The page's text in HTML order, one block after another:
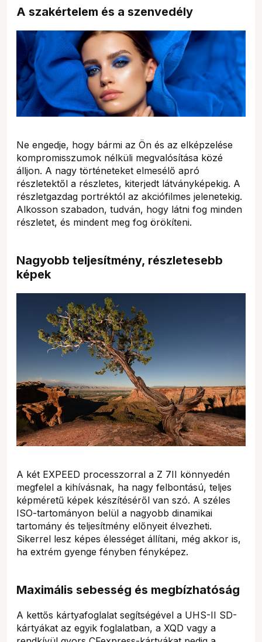
A szakértelem és a szenvedély
Ne engedje, hogy bármi az Ön és az elképzelése
kompromisszumok nélküli megvalósítása közé
álljon. A nagy történeteket elmesélő apró
részletektől a részletes, kiterjedt látványképekig. A
részletgazdag portréktól az akciófilmes jelenetekig.
Alkosson szabadon, tudván, hogy látni fog minden
részletet, és mindent meg fog örökíteni.
Nagyobb teljesítmény, részletesebb
képek
A két EXPEED processzorral a Z 7II könnyedén
megfelel a kihívásnak, ha nagy felbontású, teljes
képméretű képek készítéséről van szó. A széles
ISO-tartományon belül a nagyobb dinamikai
tartomány és teljesítmény előnyeit élvezheti.
Sikerrel lesz képes élességet állítani, még akkor is,
ha extrém gyenge fényben fényképez.
Maximális sebesség és megbízhatóság
A kettős kártyafoglalat segítségével a UHS-II SD-
kártyákat az egyik foglalatban, a XQD vagy a